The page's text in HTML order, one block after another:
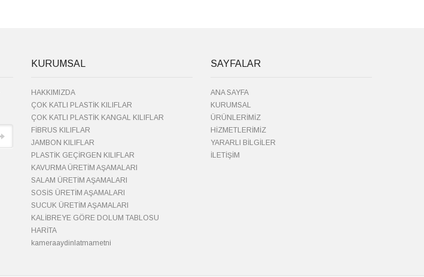
KURUMSAL
HAKKIMIZDA
ÇOK KATLI PLASTİK KILIFLAR
ÇOK KATLI PLASTİK KANGAL KILIFLAR
FİBRUS KILIFLAR
JAMBON KILIFLAR
PLASTİK GEÇİRGEN KILIFLAR
KAVURMA ÜRETİM AŞAMALARI
SALAM ÜRETİM AŞAMALARI
SOSİS ÜRETİM AŞAMALARI
SUCUK ÜRETİM AŞAMALARI
KALİBREYE GÖRE DOLUM TABLOSU
HARİTA
kameraaydinlatmametni
SAYFALAR
ANA SAYFA
KURUMSAL
ÜRÜNLERİMİZ
HİZMETLERİMİZ
YARARLI BİLGİLER
İLETİŞİM